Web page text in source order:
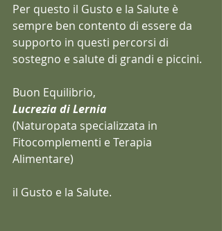
Per questo il Gusto e la Salute è
sempre ben contento di essere da
supporto in questi percorsi di
sostegno e salute di grandi e piccini.
Buon Equilibrio,
Lucrezia di Lernia
(Naturopata specializzata in
Fitocomplementi e Terapia
Alimentare)
il Gusto e la Salute.